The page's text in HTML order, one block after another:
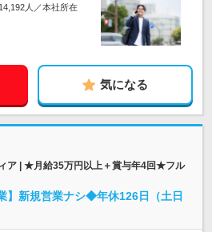
人／本社所在
気になる
ア | ★月給35万円以上＋賞与年4回★フル
】新規営業ナシ◆年休126日（土日